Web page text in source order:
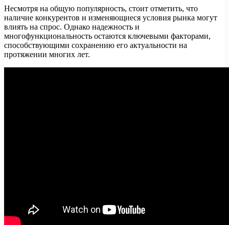
Несмотря на общую популярность, стоит отметить, что
наличие конкурентов и изменяющиеся условия рынка могут
влиять на спрос. Однако надежность и
многофункциональность остаются ключевыми факторами,
способствующими сохранению его актуальности на
протяжении многих лет.